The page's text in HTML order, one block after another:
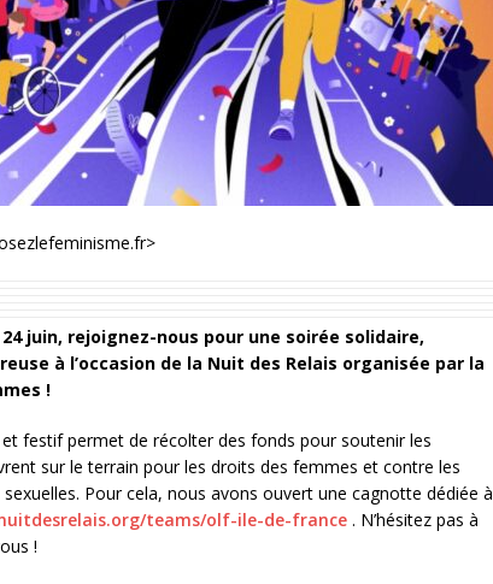
>
juin, rejoignez-nous pour une soirée solidaire,
à l’occasion de la Nuit des Relais organisée par la
!
festif permet de récolter des fonds pour soutenir les
sur le terrain pour les droits des femmes et contre les
Pour cela, nous avons ouvert une cagnotte dédiée à
teams/olf-ile-de-france . N’hésitez pas à
!